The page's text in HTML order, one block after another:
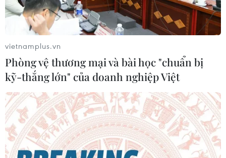
#đề án 06 #khoa học công nghệ
Theo dõi VietnamPlus
NGHỊ QUYẾT 57 VỀ ĐỘT PHÁ PHÁT TRIỂN KHCN
vietnamplus.vn
Phòng vệ thương mại và bài học "chuẩn bị
kỹ-thắng lớn" của doanh nghiệp Việt